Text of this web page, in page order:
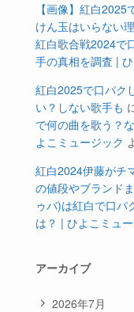
【画像】紅白2025
けん玉はいらない
紅白歌合戦2024で
手の真相を調査 |
紅白2025で口パク
い？しない歌手も
で何の曲を歌う？
よこミュージック
紅白2024伊藤がチ
の値段やブランド
ゥバ)は紅白で口パ
は？ | ひよこミュ
アーカイブ
2026年7月